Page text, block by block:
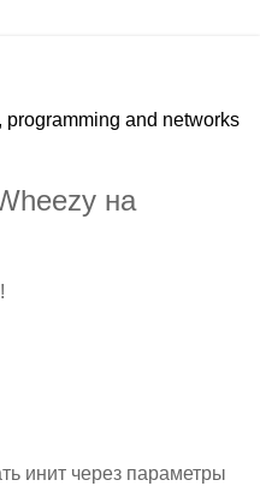
and networks
на
инит через параметры